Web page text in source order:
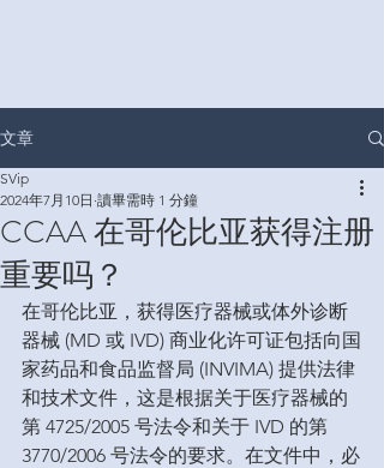
文章
CCAA 在哥伦比亚获得注册
重要吗？
SVip
2024年7月10日 讀畢需時 1 分鐘
在哥伦比亚，获得医疗器械或体外诊断
器械 (MD 或 IVD) 商业化许可证包括向国
家药品和食品监督局 (INVIMA) 提供法律
和技术文件，这是根据关于医疗器械的
第 4725/2005 号法令和关于 IVD 的第
3770/2006 号法令的要求。在文件中，必